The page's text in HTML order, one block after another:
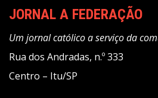
JORNAL A FEDERAÇÃO
Um jornal católico a serviço da
Rua dos Andradas, n.º 333
Centro – Itu/SP